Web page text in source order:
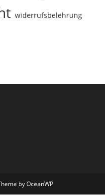
widerrufsbelehrung
by OceanWP